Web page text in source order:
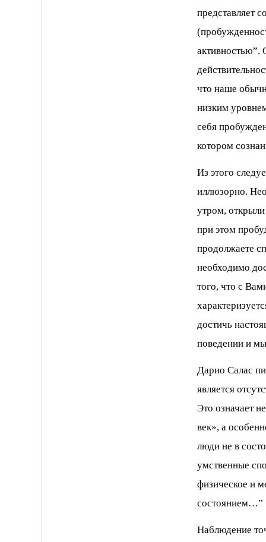
представляет
активностью”.
что наше
низким
себя
котором
Из этого
иллюзорно.
утром, открыли
при этом
продолжаете
необходимо
того, что с
достичь
поведении и
Дарио Салас
является
Это оз­начает
век», а
люди не в
умственные
физическое и
состоянием…”
Наблюдение